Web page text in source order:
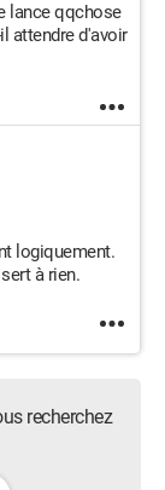
lance qqchose
attendre d'avoir
logiquement.
à rien.
recherchez